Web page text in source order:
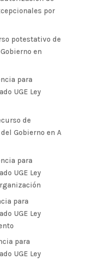
por
potestativo de
en
para
UGE Ley
de
Gobierno en A
para
UGE Ley
para
UGE Ley
para
UGE Ley